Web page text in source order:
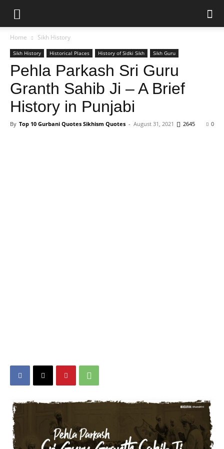
Home Sikh History
Sikh History Historical Places History of Sidki Sikh Sikh Guru
Pehla Parkash Sri Guru
Granth Sahib Ji – A Brief
History in Punjabi
By Top 10 Gurbani Quotes Sikhism Quotes - August 31, 2021 0
2645